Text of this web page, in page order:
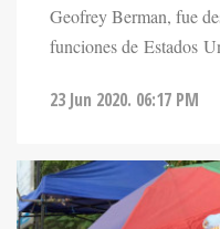
Geofrey Berman, fue
funciones de Estados
23 Jun 2020. 06:17 PM